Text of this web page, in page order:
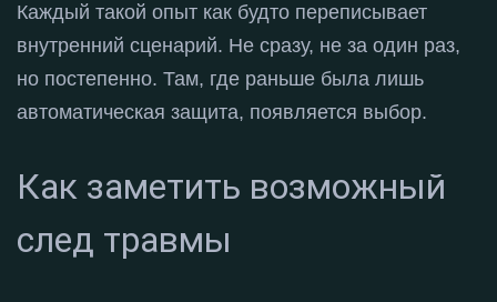
Каждый такой опыт как будто переписывает
внутренний сценарий. Не сразу, не за один раз,
но постепенно. Там, где раньше была лишь
автоматическая защита, появляется выбор.
Как заметить возможный
след травмы